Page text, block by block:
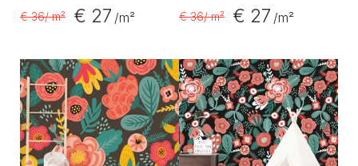
€ 36/ m² € 27 /m² € 36/ m² € 27 /m²